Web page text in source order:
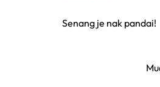
Senang je nak pandai!